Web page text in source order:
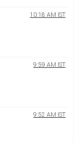
10:18 AM IST
9:59 AM IST
9:52 AM IST